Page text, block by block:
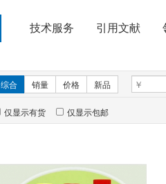
技术服务 引用文献
综合 销量 价格 新品
仅显示有货 仅显示包邮